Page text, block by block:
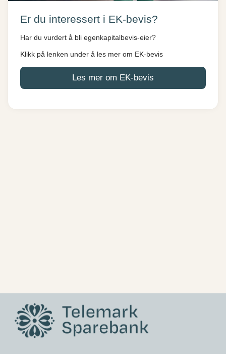
Er du interessert i EK-bevis?
Har du vurdert å bli egenkapitalbevis-eier?
Klikk på lenken under å les mer om EK-bevis
Les mer om EK-bevis